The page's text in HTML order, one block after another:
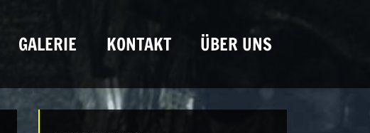
GALERIE KONTAKT ÜBER UNS